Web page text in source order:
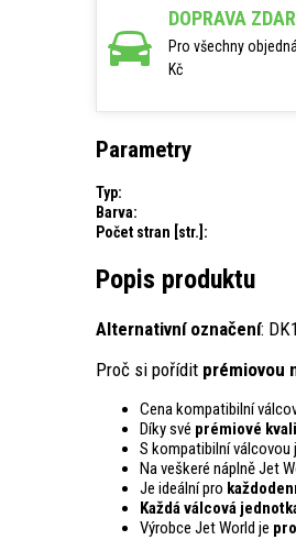
DOPRAVA
Pro všechny
Kč
Parametry
Typ:
Barva:
Počet stran [str.]:
Popis produktu
Alternativní označení:
Proč si pořídit prémiovou
Cena kompatibilní
Díky své prémiové
S kompatibilní
Na veškeré náplně Jet
Je ideální pro
Každá válcová
Výrobce Jet World je